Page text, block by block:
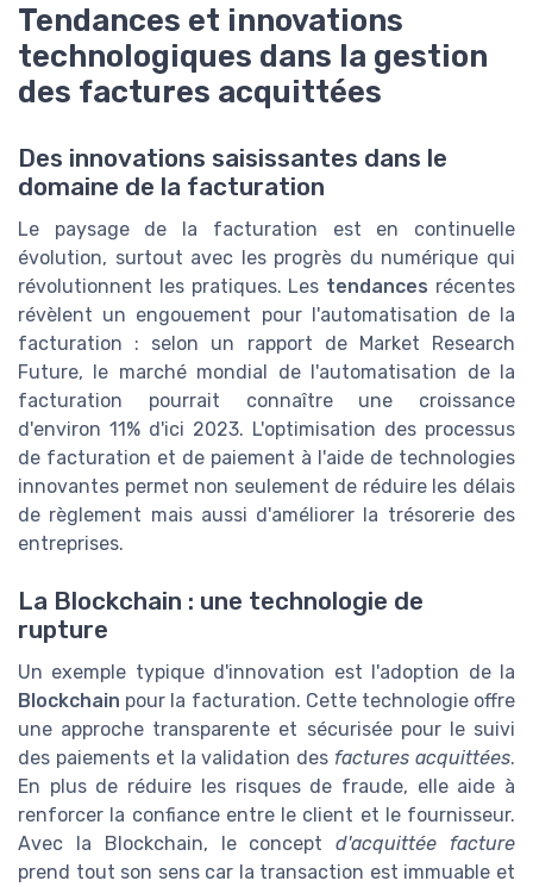
Tendances et innovations
technologiques dans la gestion
des factures acquittées
Des innovations saisissantes dans le
domaine de la facturation
Le paysage de la facturation est en continuelle
évolution, surtout avec les progrès du numérique qui
révolutionnent les pratiques. Les tendances récentes
révèlent un engouement pour l'automatisation de la
facturation : selon un rapport de Market Research
Future, le marché mondial de l'automatisation de la
facturation pourrait connaître une croissance
d'environ 11% d'ici 2023. L'optimisation des processus
de facturation et de paiement à l'aide de technologies
innovantes permet non seulement de réduire les délais
de règlement mais aussi d'améliorer la trésorerie des
entreprises.
La Blockchain : une technologie de
rupture
Un exemple typique d'innovation est l'adoption de la
Blockchain pour la facturation. Cette technologie offre
une approche transparente et sécurisée pour le suivi
des paiements et la validation des factures acquittées.
En plus de réduire les risques de fraude, elle aide à
renforcer la confiance entre le client et le fournisseur.
Avec la Blockchain, le conceptd'acquittée facture
prend tout son sens car la transaction est immuable et